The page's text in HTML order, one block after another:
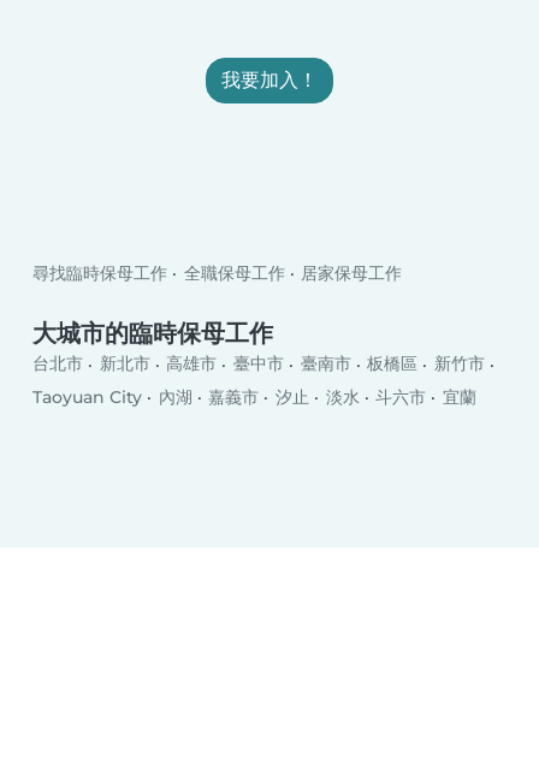
我要加入！
尋找臨時保母工作 全職保母工作 居家保母工作
大城市的臨時保母工作
台北市 新北市 高雄市 臺中市 臺南市 板橋區
新竹市
Taoyuan City
內湖 嘉義市 汐止 淡水 斗六市 宜蘭